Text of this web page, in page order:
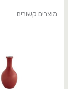
מוצרים קשורים